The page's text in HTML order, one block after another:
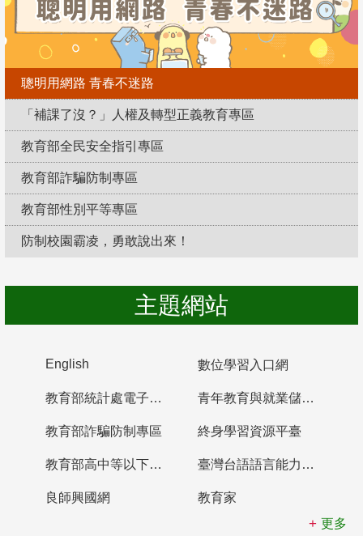
聰明用網路 青春不迷路
「補課了沒？」人權及轉型正義教育專區
教育部全民安全指引專區
教育部詐騙防制專區
教育部性別平等專區
防制校園霸凌，勇敢說出來！
主題網站
English 數位學習入口網
教育部統計處電子書櫃 青年教育與就業儲蓄帳戶
教育部詐騙防制專區 終身學習資源平臺
教育部高中等以下學校及幼兒園教師資格檢定考試 臺灣台語語言能力認證網站
良師興國網
教育家
更多